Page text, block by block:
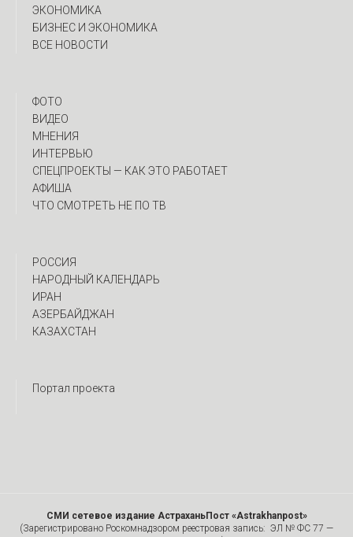
ЭКОНОМИКА
БИЗНЕС И ЭКОНОМИКА
ВСЕ НОВОСТИ
ФОТО
ВИДЕО
МНЕНИЯ
ИНТЕРВЬЮ
CПЕЦПРОЕКТЫ — КАК ЭТО РАБОТАЕТ
АФИША
ЧТО СМОТРЕТЬ НЕ ПО ТВ
РОССИЯ
НАРОДНЫЙ КАЛЕНДАРЬ
ИРАН
АЗЕРБАЙДЖАН
КАЗАХСТАН
Портал проекта
СМИ сетевое издание АстраханьПост «Astrakhanpost»
(Зарегистрировано Роскомнадзором реестровая запись: ЭЛ № ФС 77 —